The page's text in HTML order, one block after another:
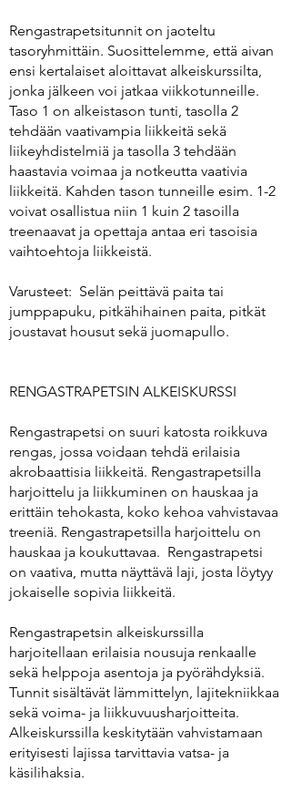
Rengastrapetsitunnit on jaoteltu
tasoryhmittäin. Suosittelemme, että aivan
ensi kertalaiset aloittavat alkeiskurssilta,
jonka jälkeen voi jatkaa viikkotunneille.
Taso 1 on alkeistason tunti, tasolla 2
tehdään vaativampia liikkeitä sekä
liikeyhdistelmiä ja tasolla 3 tehdään
haastavia voimaa ja notkeutta vaativia
liikkeitä. Kahden tason tunneille esim. 1-2
voivat osallistua niin 1 kuin 2 tasoilla
treenaavat ja opettaja antaa eri tasoisia
vaihtoehtoja liikkeistä.
Varusteet: Selän peittävä paita tai
jumppapuku, pitkähihainen paita, pitkät
joustavat housut sekä juomapullo.
RENGASTRAPETSIN ALKEISKURSSI
Rengastrapetsi on suuri katosta roikkuva
rengas, jossa voidaan tehdä erilaisia
akrobaattisia liikkeitä. Rengastrapetsilla
harjoittelu ja liikkuminen on hauskaa ja
erittäin tehokasta, koko kehoa vahvistavaa
treeniä. Rengastrapetsilla harjoittelu on
hauskaa ja koukuttavaa. Rengastrapetsi
on vaativa, mutta näyttävä laji, josta löytyy
jokaiselle sopivia liikkeitä.
Rengastrapetsin alkeiskurssilla
harjoitellaan erilaisia nousuja renkaalle
sekä helppoja asentoja ja pyörähdyksiä.
Tunnit sisältävät lämmittelyn, lajitekniikkaa
sekä voima- ja liikkuvuusharjoitteita.
Alkeiskurssilla keskitytään vahvistamaan
erityisesti lajissa tarvittavia vatsa- ja
käsilihaksia.